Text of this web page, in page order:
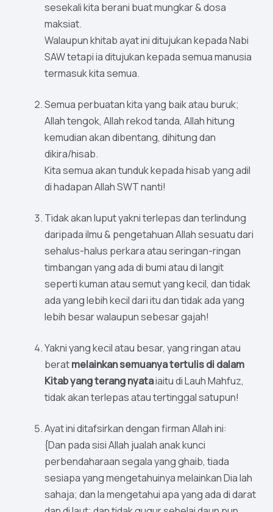
sesekali kita berani buat mungkar & dosa
maksiat.
Walaupun khitab ayat ini ditujukan kepada Nabi
SAW tetapi ia ditujukan kepada semua manusia
termasuk kita semua.
Semua perbuatan kita yang baik atau buruk;
Allah tengok, Allah rekod tanda, Allah hitung
kemudian akan dibentang, dihitung dan
dikira/hisab.
Kita semua akan tunduk kepada hisab yang adil
di hadapan Allah SWT nanti!
Tidak akan luput yakni terlepas dan terlindung
daripada ilmu & pengetahuan Allah sesuatu dari
sehalus-halus perkara atau seringan-ringan
timbangan yang ada di bumi atau di langit
seperti kuman atau semut yang kecil, dan tidak
ada yang lebih kecil dari itu dan tidak ada yang
lebih besar walaupun sebesar gajah!
Yakni yang kecil atau besar, yang ringan atau
beratmelainkan semuanya tertulis di dalam
Kitab yang terang nyataiaitu di Lauh Mahfuz,
tidak akan terlepas atau tertinggal satupun!
Ayat ini ditafsirkan dengan firman Allah ini:
{Dan pada sisi Allah jualah anak kunci
perbendaharaan segala yang ghaib, tiada
sesiapa yang mengetahuinya melainkan Dia lah
sahaja; dan Ia mengetahui apa yang ada di darat